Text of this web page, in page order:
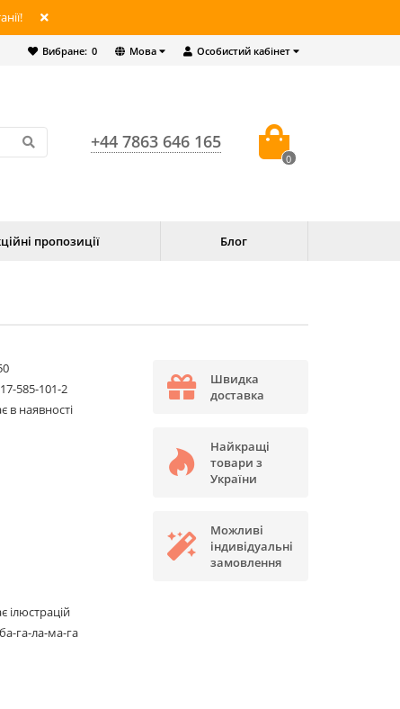
Особистий кабінет
Мова
Вибране: 0
+44 7863 646 165
0
пропозиції Блог
585-101-2
в наявності
ілюстрацій
га-ла-ма-га
Швидка
доставка
Найкращі
товари з
України
Можливі
індивідуальні
замовлення